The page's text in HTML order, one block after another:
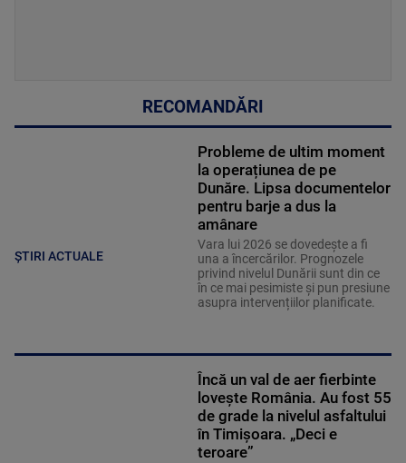
RECOMANDĂRI
ȘTIRI ACTUALE
Probleme de ultim moment
la operațiunea de pe
Dunăre. Lipsa documentelor
pentru barje a dus la
amânare
Vara lui 2026 se dovedește a fi
una a încercărilor. Prognozele
privind nivelul Dunării sunt din ce
în ce mai pesimiste și pun presiune
asupra intervențiilor planificate.
Încă un val de aer fierbinte
lovește România. Au fost 55
de grade la nivelul asfaltului
în Timișoara. „Deci e
teroare”